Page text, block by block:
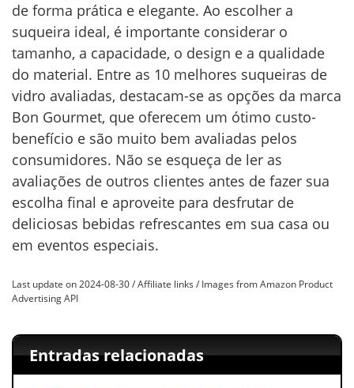
de forma prática e elegante. Ao escolher a
suqueira ideal, é importante considerar o
tamanho, a capacidade, o design e a qualidade
do material. Entre as 10 melhores suqueiras de
vidro avaliadas, destacam-se as opções da marca
Bon Gourmet, que oferecem um ótimo custo-
benefício e são muito bem avaliadas pelos
consumidores. Não se esqueça de ler as
avaliações de outros clientes antes de fazer sua
escolha final e aproveite para desfrutar de
deliciosas bebidas refrescantes em sua casa ou
em eventos especiais.
Last update on 2024-08-30 / Affiliate links / Images from Amazon Product
Advertising API
Entradas relacionadas